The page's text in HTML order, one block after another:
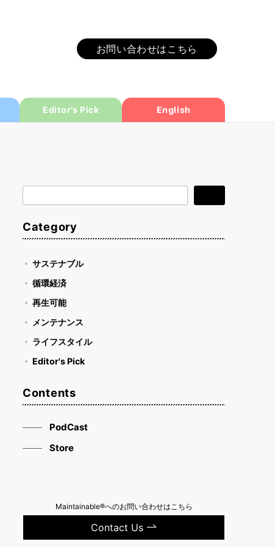
お問い合わせはこちら
Editor’s Pick English
索
Category
サステナブル
循環経済
再生可能
メンテナンス
ライフスタイル
Editor's Pick
Contents
PodCast
Store
Maintainable®へのお問い合わせはこちら
Contact Us